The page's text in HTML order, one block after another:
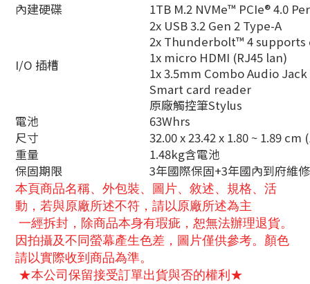
內建硬碟
1TB M.2 NVMe™ PCIe® 4.0
I/O 插槽
2x USB 3.2 Gen 2 Type-A
2x Thunderbolt™ 4
1x micro HDMI (RJ45 lan)
1x 3.5mm Combo Audio Jack
Smart card reader
原廠觸控筆Stylus
電池
63Whrs
尺寸
32.00 x 23.42 x 1.80 ~ 1.89
重量
1.48kg含電池
保固期限
3年國際保固+3年國內到府維
本頁商品名稱、外包裝、圖片、敘述、規格、活
動，若與原廠所述不符，請以原廠所述為主
一經拆封，除商品本身有瑕疵，恕無法辦理退貨。
因拍攝及不同螢幕產生色差，圖片僅供參考。顏色
請以實際收到商品為準。
★本公司保留接受訂單出貨與否的權利★